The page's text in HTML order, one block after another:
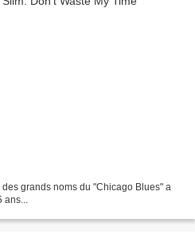
grands noms du "Chicago Blues" a
ans...